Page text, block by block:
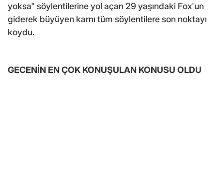
yoksa" söylentilerine yol açan 29 yaşındaki Fox'un
giderek büyüyen karnı tüm söylentilere son noktayı
koydu.
GECENİN EN ÇOK KONUŞULAN KONUSU OLDU